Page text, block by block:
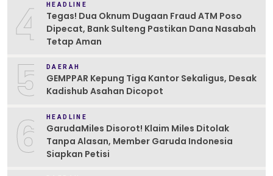
4 HEADLINE
Tegas! Dua Oknum Dugaan Fraud ATM Poso
Dipecat, Bank Sulteng Pastikan Dana Nasabah
Tetap Aman
5 DAERAH
GEMPPAR Kepung Tiga Kantor Sekaligus, Desak
Kadishub Asahan Dicopot
6 HEADLINE
GarudaMiles Disorot! Klaim Miles Ditolak
Tanpa Alasan, Member Garuda Indonesia
Siapkan Petisi